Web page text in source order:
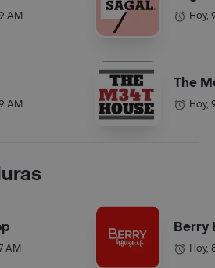
AM
AM
Hoy,
The
Hoy,
AM
Berry
Hoy,